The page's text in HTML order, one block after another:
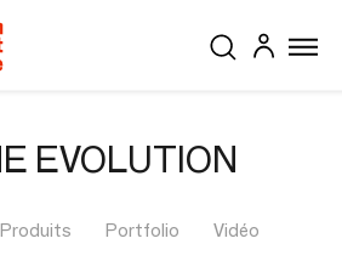
EVOLUTION
Produits Portfolio Vidéo